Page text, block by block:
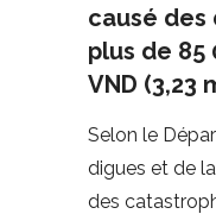
causé des
plus de 85
VND (3,23
Selon le
digues et de
des